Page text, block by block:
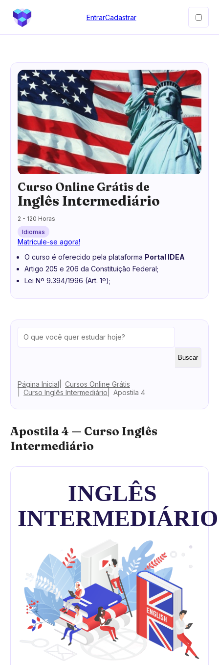
EntrarCadastrar
Curso Online Grátis de
Inglês Intermediário
2 - 120 Horas
Idiomas
Matricule-se agora!
O curso é oferecido pela plataforma Portal IDEA
Artigo 205 e 206 da Constituição Federal;
Lei Nº 9.394/1996 (Art. 1º);
Buscar
Página Inicial
Cursos Online Grátis
Curso Inglês Intermediário
Apostila 4
Apostila 4 — Curso Inglês
Intermediário
INGLÊS
INTERMEDIÁRIO